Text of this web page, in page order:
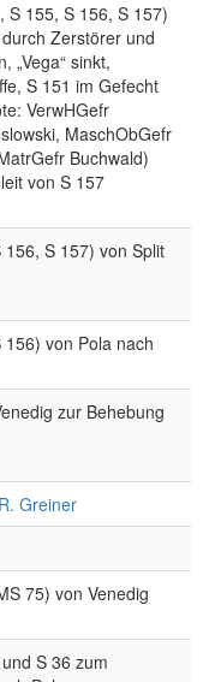
S 155, S 156, S 157)
Zerstörer und
„Vega“ sinkt,
S 151 im Gefecht
VerwHGefr
MaschObGefr
Buchwald)
von S 157
S 157) von Split
von Pola nach
zur Behebung
Greiner
75) von Venedig
S 36 zum